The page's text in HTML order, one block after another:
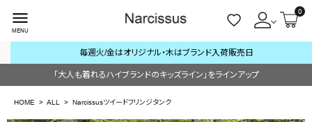
menu
MENU
0
ようこそ ゲスト 様
毎週火/金はオリジナル・木はブランド入荷販売日
「大人も着れるハイブランドのキッズライン」をラインアップ
HOME ALL Narcissusツイードフリンジタンク